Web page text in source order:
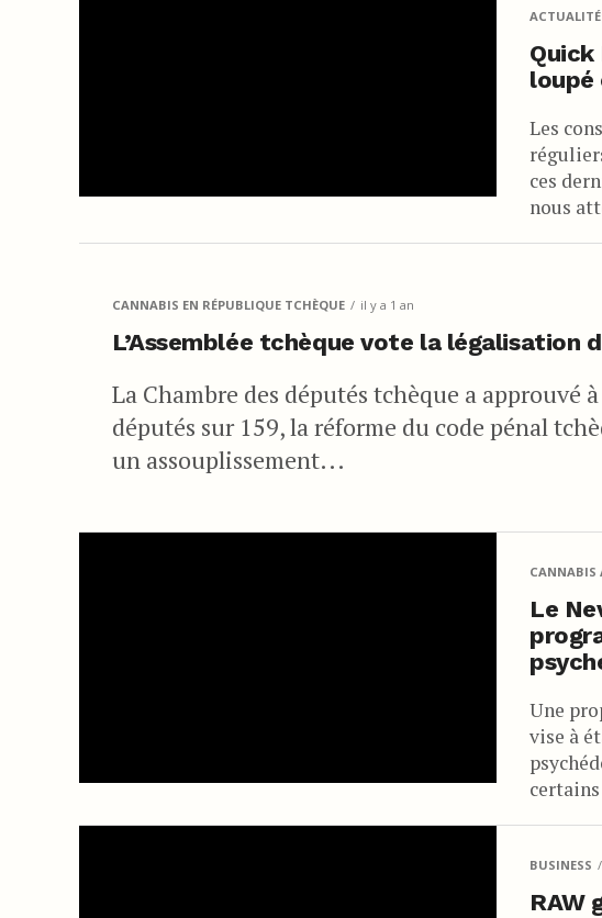
Quick
loupé
Les
ces
nous
CANNABIS EN RÉPUBLIQUE TCHÈQUE il y a 1 an
L’Assemblée tchèque vote la légalisation
La Chambre des députés tchèque a approuvé
députés sur 159, la réforme du code pénal
un assouplissement...
CANNABIS
Le
Une
vise à
BUSINESS
RAW